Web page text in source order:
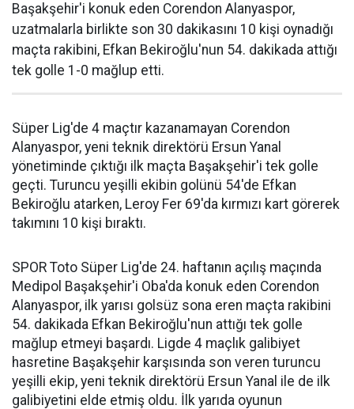
Başakşehir'i konuk eden Corendon Alanyaspor,
uzatmalarla birlikte son 30 dakikasını 10 kişi oynadığı
maçta rakibini, Efkan Bekiroğlu'nun 54. dakikada attığı
tek golle 1-0 mağlup etti.
Süper Lig'de 4 maçtır kazanamayan Corendon
Alanyaspor, yeni teknik direktörü Ersun Yanal
yönetiminde çıktığı ilk maçta Başakşehir'i tek golle
geçti. Turuncu yeşilli ekibin golünü 54'de Efkan
Bekiroğlu atarken, Leroy Fer 69'da kırmızı kart görerek
takımını 10 kişi bıraktı.
SPOR Toto Süper Lig'de 24. haftanın açılış maçında
Medipol Başakşehir'i Oba'da konuk eden Corendon
Alanyaspor, ilk yarısı golsüz sona eren maçta rakibini
54. dakikada Efkan Bekiroğlu'nun attığı tek golle
mağlup etmeyi başardı. Ligde 4 maçlık galibiyet
hasretine Başakşehir karşısında son veren turuncu
yeşilli ekip, yeni teknik direktörü Ersun Yanal ile de ilk
galibiyetini elde etmiş oldu. İlk yarıda oyunun